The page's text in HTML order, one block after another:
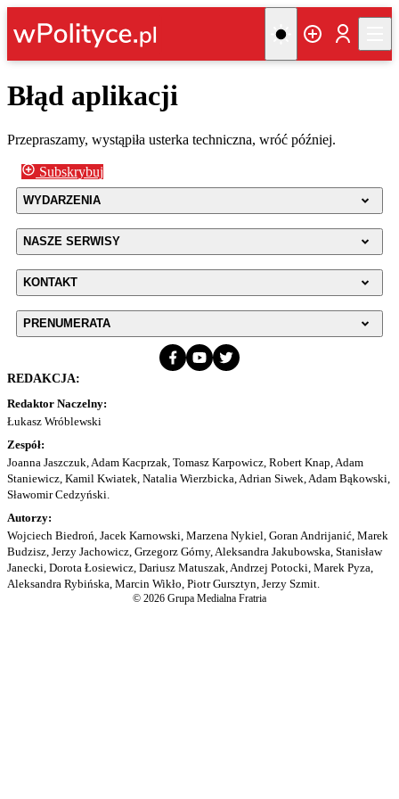
Błąd aplikacji
Przepraszamy, wystąpiła usterka techniczna, wróć później.
Subskrybuj
WYDARZENIA
NASZE SERWISY
KONTAKT
PRENUMERATA
REDAKCJA:
Redaktor Naczelny:
Łukasz Wróblewski
Zespół:
Joanna Jaszczuk, Adam Kacprzak, Tomasz Karpowicz, Robert Knap, Adam
Staniewicz, Kamil Kwiatek, Natalia Wierzbicka, Adrian Siwek, Adam Bąkowski,
Sławomir Cedzyński.
Autorzy:
Wojciech Biedroń, Jacek Karnowski, Marzena Nykiel, Goran Andrijanić, Marek
Budzisz, Jerzy Jachowicz, Grzegorz Górny, Aleksandra Jakubowska, Stanisław
Janecki, Dorota Łosiewicz, Dariusz Matuszak, Andrzej Potocki, Marek Pyza,
Aleksandra Rybińska, Marcin Wikło, Piotr Gursztyn, Jerzy Szmit.
© 2026 Grupa Medialna Fratria